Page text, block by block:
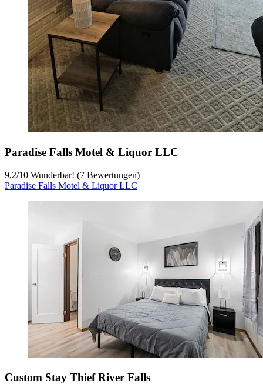
Paradise Falls Motel & Liquor LLC
9,2/10 Wunderbar! (7 Bewertungen)
Paradise Falls Motel & Liquor LLC
Custom Stay Thief River Falls